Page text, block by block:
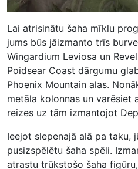
Lai atrisinātu šaha mīklu
jums būs jāizmanto trīs
Wingardium Leviosa un
Poidsear Coast dārgumu
Phoenix Mountain alas.
metāla kolonnas un varēsiet
reizes uz tām izmantojot
Ieejot slepenajā alā pa taku,
pusizspēlētu šaha spēli.
atrastu trūkstošo šaha